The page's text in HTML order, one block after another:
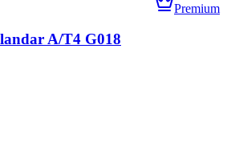
Premium
A/T4 G018